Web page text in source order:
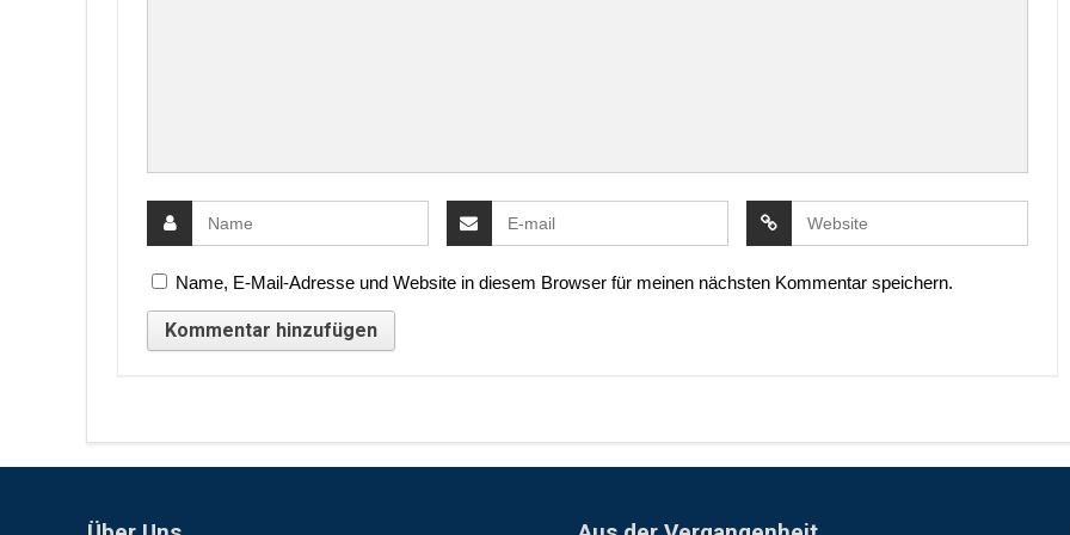
Name, E-Mail-Adresse und Website in diesem Browser für meinen nächsten Kommentar speichern.